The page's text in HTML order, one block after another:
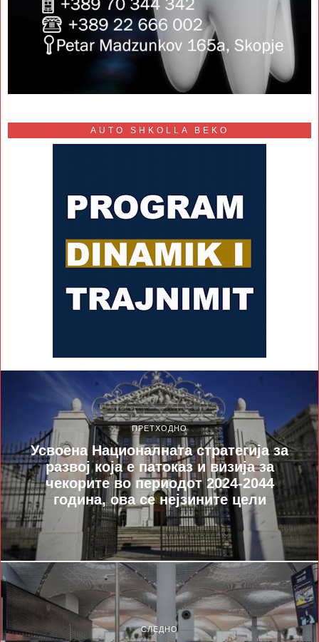
AUTO SHKOLLA BEKO
ПРЕТХОДНО
Усвоена Националната стратегија за
развој која е патоказ и визија за
чекорите во периодот 2024-2044
година, ова се нејзините цели
СЛЕДНО